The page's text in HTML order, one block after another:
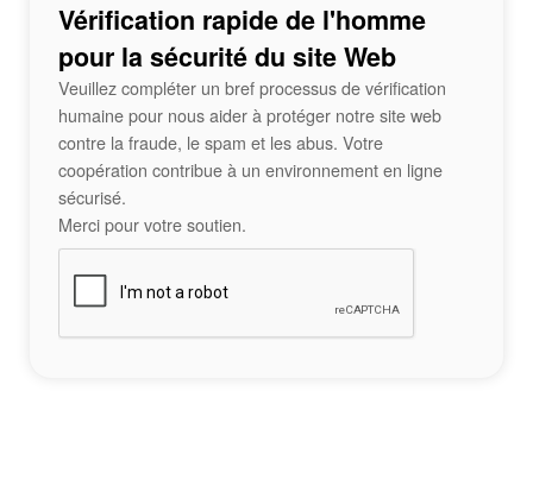
Vérification rapide de l'homme
pour la sécurité du site Web
Veuillez compléter un bref processus de vérification
humaine pour nous aider à protéger notre site web
contre la fraude, le spam et les abus. Votre
coopération contribue à un environnement en ligne
sécurisé.
Merci pour votre soutien.